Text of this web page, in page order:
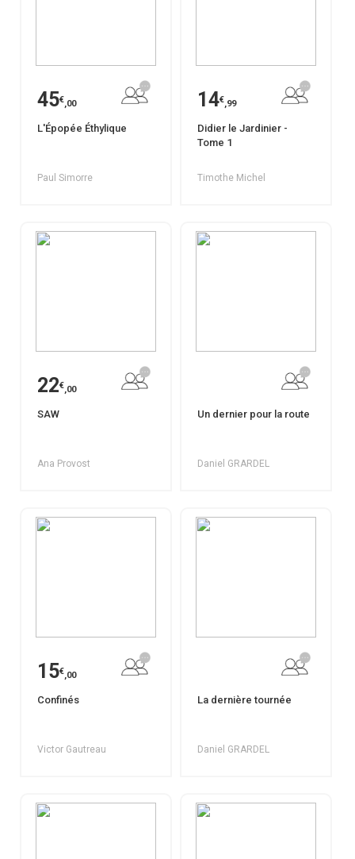
45€,00
L'Épopée Éthylique
Paul Simorre
14€,99
Didier le Jardinier -
Tome 1
Timothe Michel
22€,00
SAW
Ana Provost
Un dernier pour la route
Daniel GRARDEL
15€,00
Confinés
Victor Gautreau
La dernière tournée
Daniel GRARDEL